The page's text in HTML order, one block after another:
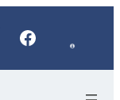
Facebook